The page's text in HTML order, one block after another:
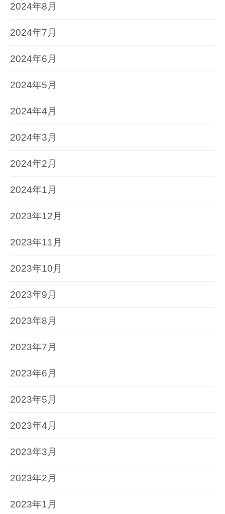
2024年8月
2024年7月
2024年6月
2024年5月
2024年4月
2024年3月
2024年2月
2024年1月
2023年12月
2023年11月
2023年10月
2023年9月
2023年8月
2023年7月
2023年6月
2023年5月
2023年4月
2023年3月
2023年2月
2023年1月